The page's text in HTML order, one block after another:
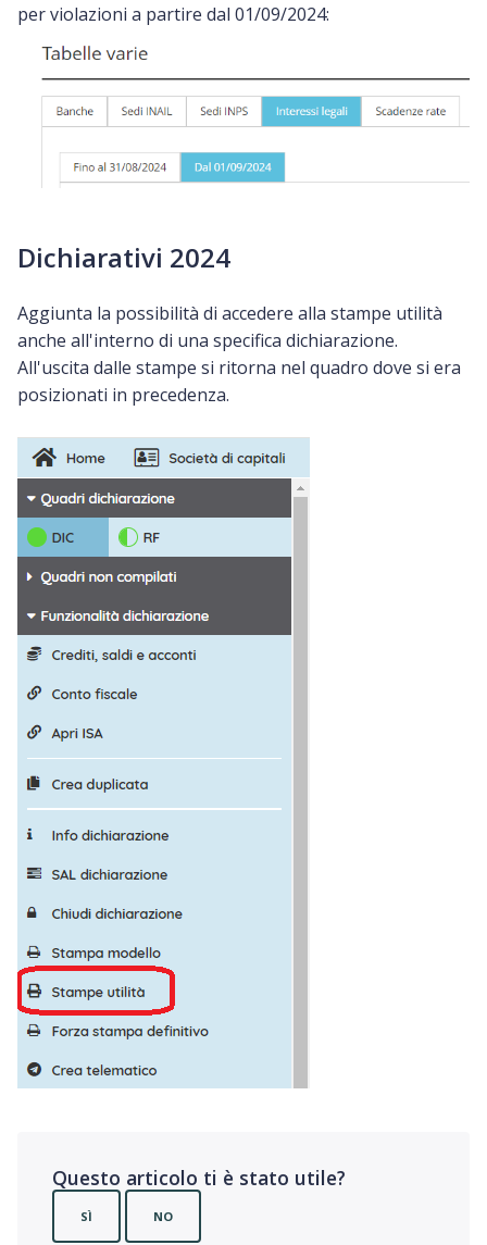
per violazioni a partire dal 01/09/2024:
Dichiarativi 2024
Aggiunta la possibilità di accedere alla stampe utilità
anche all'interno di una specifica dichiarazione.
All'uscita dalle stampe si ritorna nel quadro dove si era
posizionati in precedenza.
Questo articolo ti è stato utile?
SÌ NO